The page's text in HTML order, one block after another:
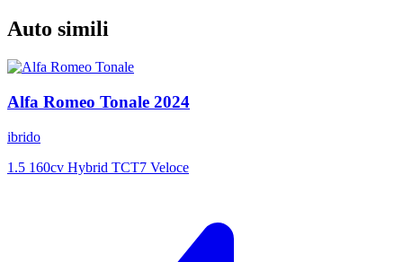
Auto simili
Alfa Romeo Tonale 2024
ibrido
1.5 160cv Hybrid TCT7 Veloce